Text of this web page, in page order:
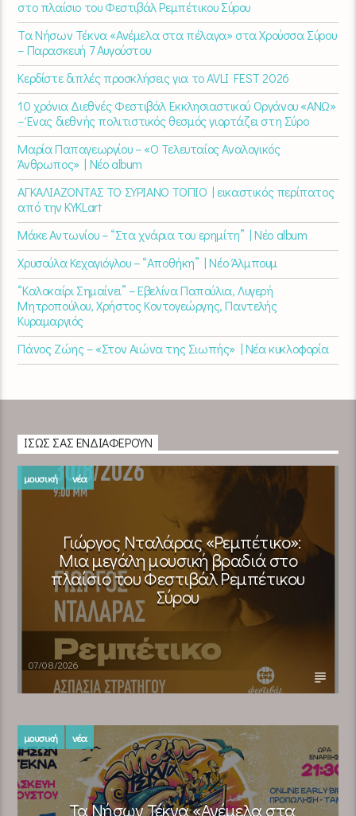
στο πλαίσιο του Φεστιβάλ Ρεμπέτικου Σύρου
Τα Νήσων Τέκνα «Ανέμελα στα πέλαγα» στα Χρούσσα Σύρου
– Παρασκευή 7 Αυγούστου
Κερδίστε διπλές προσκλήσεις για το AVLI FEST 2026
10 χρόνια Διεθνές Φεστιβάλ Εκκλησιαστικού Οργάνου «ΑΝΩ»
– Ένας διεθνής πολιτιστικός θεσμός γιορτάζει στη Σύρο​
Μαρία Παπαγεωργίου – «Ο Τελευταίος Αναλογικός
Άνθρωπος» | Νέο album
ΑΓΚΑΛΙΑΖΟΝΤΑΣ ΤΟ ΣΥΡΙΑΝΟ ΤΟΠΙΟ | εικαστικός περίπατος
από την KYKLart
Μάκε Αντωνίου – “Στα χνάρια του ερημίτη” | Νέο album
Χρυσούλα Κεχαγιόγλου – “Αποθήκη” | Νέο Άλμπουμ
“Καλοκαίρι Σημαίνει” – Εβελίνα Παπούλια, Λυγερή
Μητροπούλου, Χρήστος Κοντογεώργης, Παντελής
Κυραμαργιός
Πάνος Ζώης – «Στον Αιώνα της Σιωπής» | Νέα κυκλοφορία
ΊΣΩΣ ΣΑΣ ΕΝΔΙΑΦΈΡΟΥΝ
μουσική νέα
Γιώργος Νταλάρας «Ρεμπέτικο»:
Μια μεγάλη μουσική βραδιά στο
πλαίσιο του Φεστιβάλ Ρεμπέτικου
Σύρου
07/08/2026
μουσική νέα
Τα Νήσων Τέκνα «Ανέμελα στα